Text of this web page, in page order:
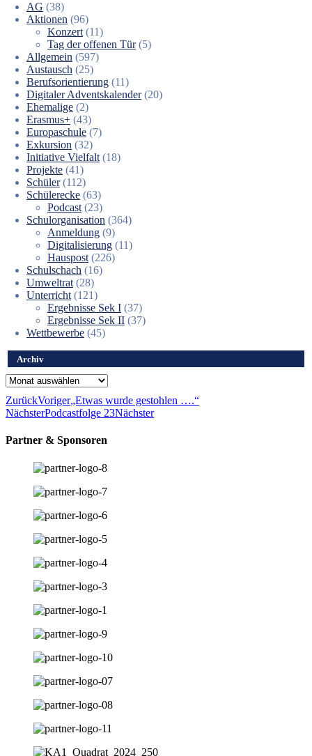
AG (38)
Aktionen (96)
Konzert (11)
Tag der offenen Tür(5)
Allgemein (597)
Austausch (25)
Berufsorientierung (11)
Digitaler Adventskalender(20)
Ehemalige (2)
Erasmus+ (43)
Europaschule (7)
Exkursion (32)
Initiative Vielfalt (18)
Projekte (41)
Schüler(112)
Schülerecke (63)
Podcast (23)
Schulorganisation (364)
Anmeldung (9)
Digitalisierung (11)
Hauspost (226)
Schulschach (16)
Umweltrat (28)
Unterricht (121)
Ergebnisse Sek I (37)
Ergebnisse Sek II (37)
Wettbewerbe (45)
Archiv
Archiv
ZurückVoriger„Etwas wurde gestohlen ….“
NächsterPodcastfolge 23Nächster
Partner & Sponsoren